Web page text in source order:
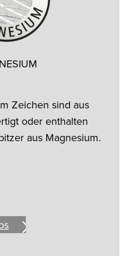
Zeichen sind aus
oder enthalten
aus Magnesium.